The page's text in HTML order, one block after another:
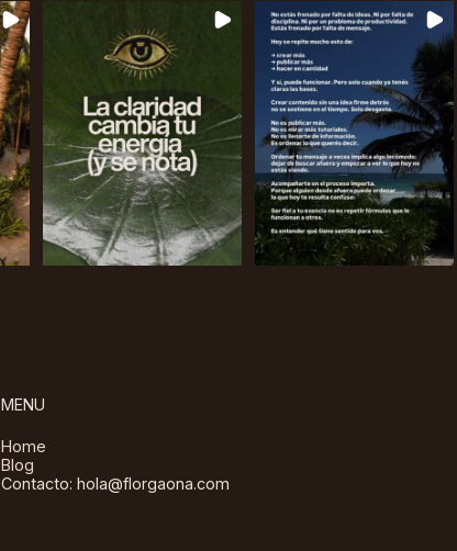
MENU
Home
Blog
Contacto: hola@florgaona.com